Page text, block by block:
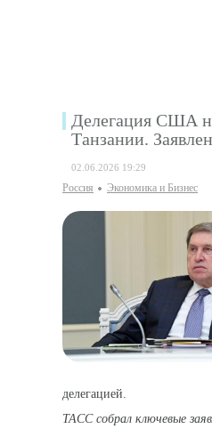
Делегация США
Танзании.
02.06.2026 19:29
Россия Экономика и Бизнес
делегацией.
ТАСС собрал ключевые